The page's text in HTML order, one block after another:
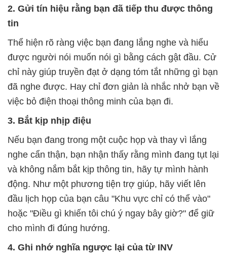
2. Gửi tín hiệu rằng bạn đã tiếp thu được thông
tin
Thể hiện rõ ràng việc bạn đang lắng nghe và hiểu
được người nói muốn nói gì bằng cách gật đầu. Cử
chỉ này giúp truyền đạt ở dạng tóm tắt những gì bạn
đã nghe được. Hay chỉ đơn giản là nhắc nhở bạn về
việc bỏ điện thoại thông minh của bạn đi.
3. Bắt kịp nhịp điệu
Nếu bạn đang trong một cuộc họp và thay vì lắng
nghe cẩn thận, bạn nhận thấy rằng mình đang tụt lại
và không nắm bắt kịp thông tin, hãy tự mình hành
động. Như một phương tiện trợ giúp, hãy viết lên
đầu lịch họp của bạn câu "Khu vực chỉ có thể vào"
hoặc "Điều gì khiến tôi chú ý ngay bây giờ?" để giữ
cho mình đi đúng hướng.
4. Ghi nhớ nghĩa ngược lại của từ INV